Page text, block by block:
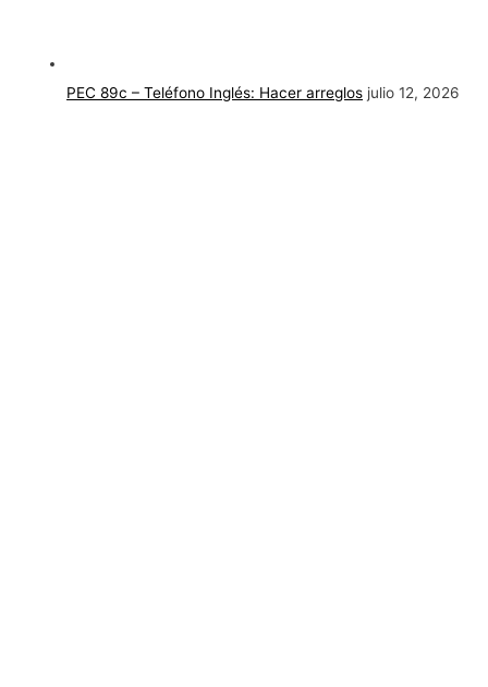
PEC 89c – Teléfono Inglés: Hacer arreglos julio 12, 2026